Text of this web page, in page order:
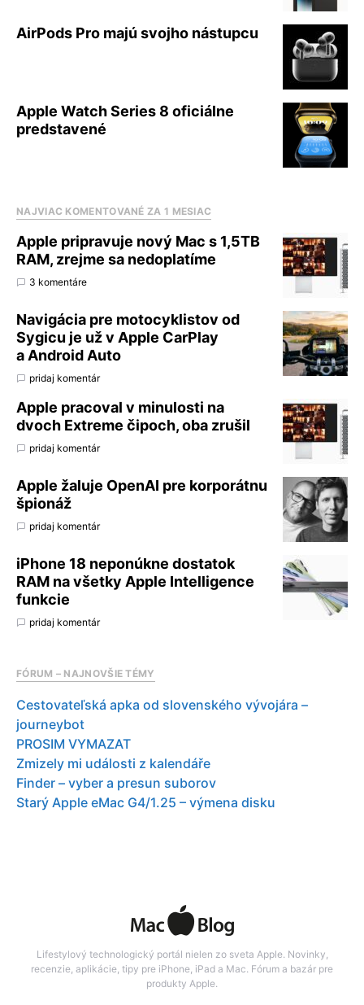
AirPods Pro majú svojho nástupcu
Apple Watch Series 8 oficiálne
predstavené
NAJVIAC KOMENTOVANÉ ZA 1 MESIAC
Apple pripravuje nový Mac s 1,5TB
RAM, zrejme sa nedoplatíme
3 komentáre
Navigácia pre motocyklistov od
Sygicu je už v Apple CarPlay
a Android Auto
pridaj komentár
Apple pracoval v minulosti na
dvoch Extreme čipoch, oba zrušil
pridaj komentár
Apple žaluje OpenAI pre korporátnu
špionáž
pridaj komentár
iPhone 18 neponúkne dostatok
RAM na všetky Apple Intelligence
funkcie
pridaj komentár
FÓRUM – NAJNOVŠIE TÉMY
Cestovateľská apka od slovenského vývojára –
journeybot
PROSIM VYMAZAT
Zmizely mi události z kalendáře
Finder – vyber a presun suborov
Starý Apple eMac G4/1.25 – výmena disku
Lifestylový technologický portál nielen zo sveta Apple. Novinky,
recenzie, aplikácie, tipy pre iPhone, iPad a Mac. Fórum a bazár pre
produkty Apple.